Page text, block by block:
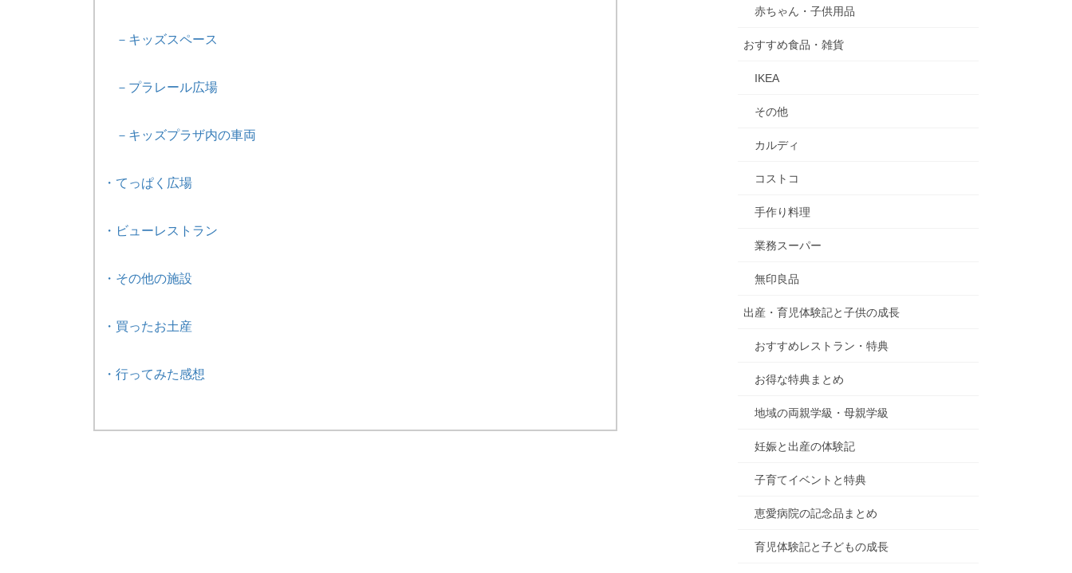
－キッズスペース
－プラレール広場
－キッズプラザ内の車両
・てっぱく広場
・ビューレストラン
・その他の施設
・買ったお土産
・行ってみた感想
赤ちゃん・子供用品
おすすめ食品・雑貨
IKEA
その他
カルディ
コストコ
手作り料理
業務スーパー
無印良品
出産・育児体験記と子供の成長
おすすめレストラン・特典
お得な特典まとめ
地域の両親学級・母親学級
妊娠と出産の体験記
子育てイベントと特典
恵愛病院の記念品まとめ
育児体験記と子どもの成長